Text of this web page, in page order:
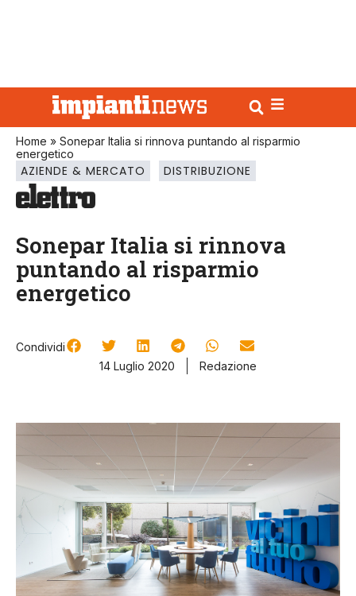
Home » Sonepar Italia si rinnova puntando al risparmio
energetico
AZIENDE & MERCATO DISTRIBUZIONE
Sonepar Italia si rinnova
puntando al risparmio
energetico
Condividi
14 Luglio 2020
Redazione